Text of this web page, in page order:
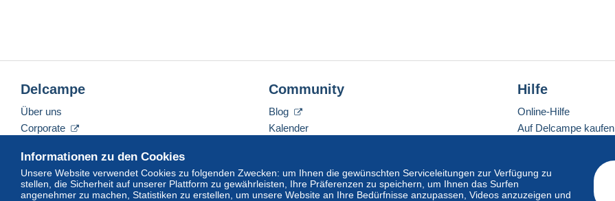
Informationen zu den Cookies
Unsere Website verwendet Cookies zu folgenden Zwecken: um Ihnen die gewünschten Serviceleitungen zur Verfügung zu
stellen, die Sicherheit auf unserer Plattform zu gewährleisten, Ihre Präferenzen zu speichern, um Ihnen das Surfen
angenehmer zu machen, Statistiken zu erstellen, um unsere Website an Ihre Bedürfnisse anzupassen, Videos anzuzeigen und
Delcampe
Über uns
Corporate
Nehmen Sie Kontakt mit uns auf
Community
Blog
Kalender
Hilfe
Online-Hilfe
Auf Delcampe kaufen
Eine sichere Website